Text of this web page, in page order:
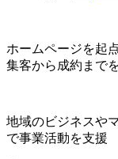
ホームページを起
集客から成約まで
地域のビジネスや
で事業活動を支援